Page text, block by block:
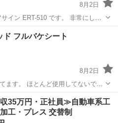
8月2日
イン ERT-510 です。 非常にしっ
認定品です。 いざという時あんし
反射 【サイズ】 高さ:480 幅:505 ...
ュリティ用品 した
ド フルバケシート
8月2日
ます。 ほとんど使用してないです
す
内装、インテリア
35万円・正社員≫自動車系工
工・プレス 交替制